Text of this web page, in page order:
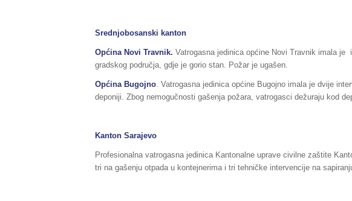
Srednjobosanski kanton
Općina Novi Travnik. Vatrogasna jedinica općine Novi Travnik imala je
gradskog područja, gdje je gorio stan. Požar je ugašen.
Općina Bugojno. Vatrogasna jedinica općine Bugojno imala je dvije
deponiji. Zbog nemogučnosti gašenja požara, vatrogasci dežuraju kod
Kanton Sarajevo
Profesionalna vatrogasna jedinica Kantonalne uprave civilne zaštite
tri na gašenju otpada u kontejnerima i tri tehničke intervencije na